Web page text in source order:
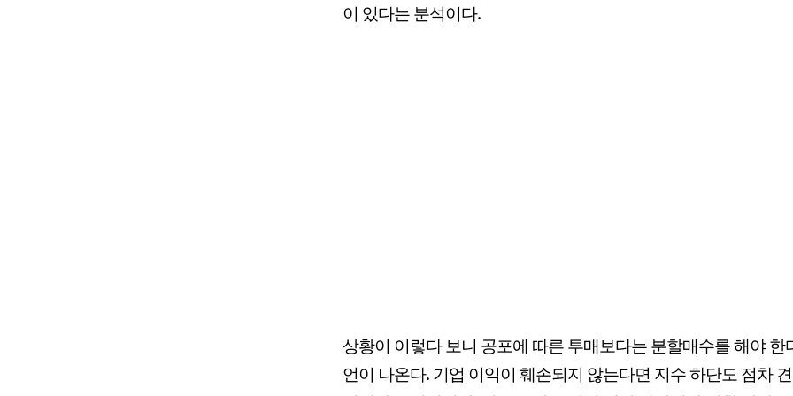
이 있다는 분석이다.
상황이 이렇다 보니 공포에 따른 투매보다는 분할매수를 해야 한
언이 나온다. 기업 이익이 훼손되지 않는다면 지수 하단도 점차